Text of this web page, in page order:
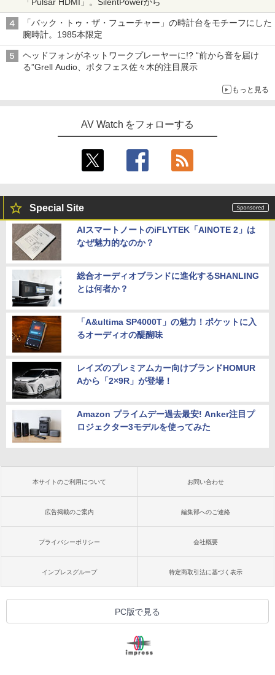
「Pulsar HDMI」。SilentPowerから
「バック・トゥ・ザ・フューチャー」の時計台をモチーフにした
腕時計。1985本限定
ヘッドフォンがネットワークプレーヤーに!? “前から音を届け
る”Grell Audio、ポタフェス佐々木的注目展示
もっと見る
AV Watch をフォローする
Special Site
AIスマートノートのiFLYTEK「AINOTE 2」は
なぜ魅力的なのか？
総合オーディオブランドに進化するSHANLING
とは何者か？
「A&ultima SP4000T」の魅力！ポケットに入
るオーディオの醍醐味
レイズのプレミアムカー向けブランドHOMUR
Aから「2×9R」が登場！
Amazon プライムデー過去最安! Anker注目プ
ロジェクター3モデルを使ってみた
本サイトのご利用について お問い合わせ
広告掲載のご案内 編集部へのご連絡
プライバシーポリシー 会社概要
インプレスグループ 特定商取引法に基づく表示
PC版で見る